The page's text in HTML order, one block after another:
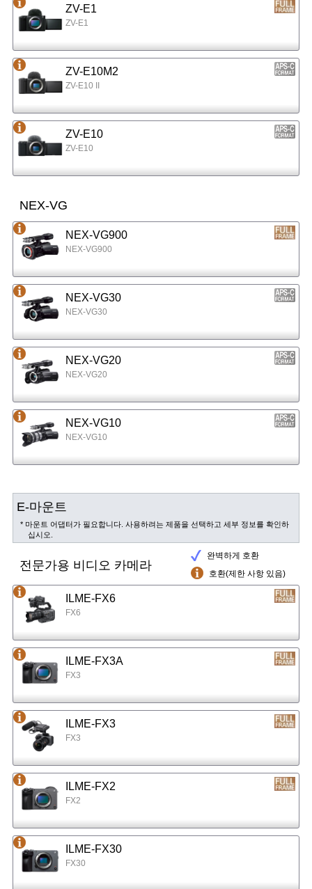
ZV-E1
ZV-E1
ZV-E10M2
ZV-E10 II
ZV-E10
ZV-E10
NEX-VG
NEX-VG900
NEX-VG900
NEX-VG30
NEX-VG30
NEX-VG20
NEX-VG20
NEX-VG10
NEX-VG10
E-마운트
* 마운트 어댑터가 필요합니다. 사용하려는 제품을 선택하고 세부 정보를 확인하
십시오.
완벽하게 호환
호환(제한 사항 있음)
전문가용 비디오 카메라
ILME-FX6
FX6
ILME-FX3A
FX3
ILME-FX3
FX3
ILME-FX2
FX2
ILME-FX30
FX30